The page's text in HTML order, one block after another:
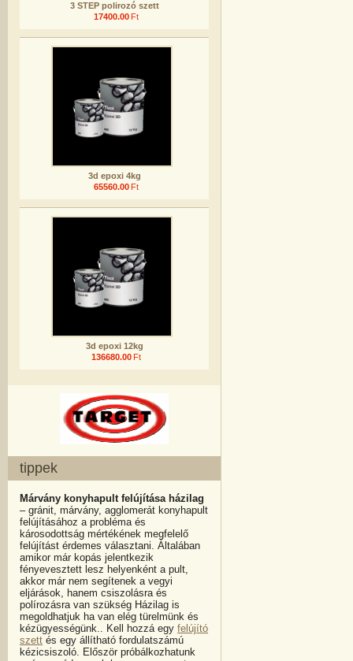
3 STEP polirozó szett
17400.00 Ft
3d epoxi 4kg
65560.00 Ft
3d epoxi 12kg
136680.00 Ft
tippek
Márvány konyhapult felújítása házilag
– gránit, márvány, agglomerát konyhapult
felújításához a probléma és
károsodottság mértékének megfelelő
felújítást érdemes választani. Általában
amikor már kopás jelentkezik
fényevesztett lesz helyenként a pult,
akkor már nem segítenek a vegyi
eljárások, hanem csiszolásra és
polírozásra van szükség Házilag is
megoldhatjuk ha van elég türelmünk és
kézügyességünk.. Kell hozzá egy felújító
szett és egy állítható fordulatszámú
kézicsiszoló. Először próbálkozhatunk